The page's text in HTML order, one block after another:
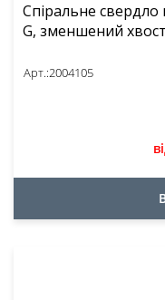
Спіральне
Арт.:2004105